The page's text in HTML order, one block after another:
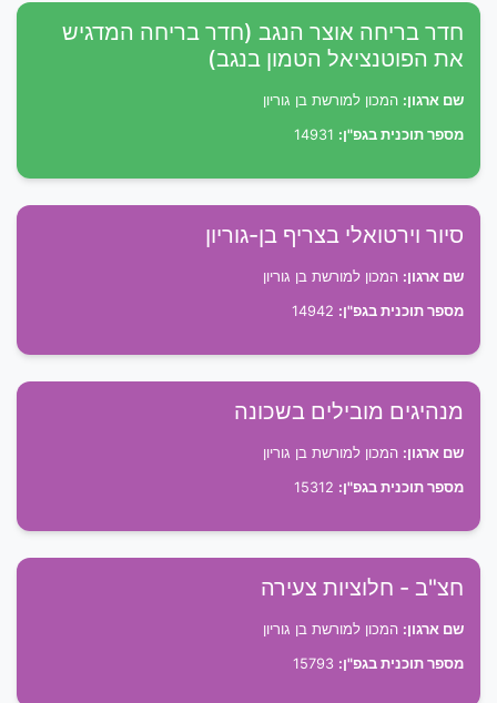
חדר בריחה אוצר הנגב (חדר בריחה המדגיש
את הפוטנציאל הטמון בנגב)
שם ארגון: המכון למורשת בן גוריון
מספר תוכנית בגפ"ן:
סיור וירטואלי בצריף בן-גוריון
שם ארגון: המכון למורשת בן גוריון
מספר תוכנית בגפ"ן:
מנהיגים מובילים בשכונה
שם ארגון: המכון למורשת בן גוריון
מספר תוכנית בגפ"ן:
חצ"ב - חלוציות צעירה
שם ארגון: המכון למורשת בן גוריון
מספר תוכנית בגפ"ן: